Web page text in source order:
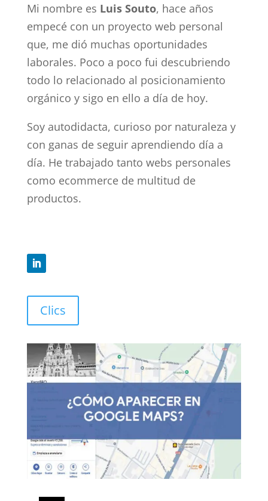
Mi nombre es Luis Souto, hace años
empecé con un proyecto web personal
que, me dió muchas oportunidades
laborales. Poco a poco fui descubriendo
todo lo relacionado al posicionamiento
orgánico y sigo en ello a día de hoy.
Soy autodidacta, curioso por naturaleza y
con ganas de seguir aprendiendo día a
día. He trabajado tanto webs personales
como ecommerce de multitud de
productos.
Clics